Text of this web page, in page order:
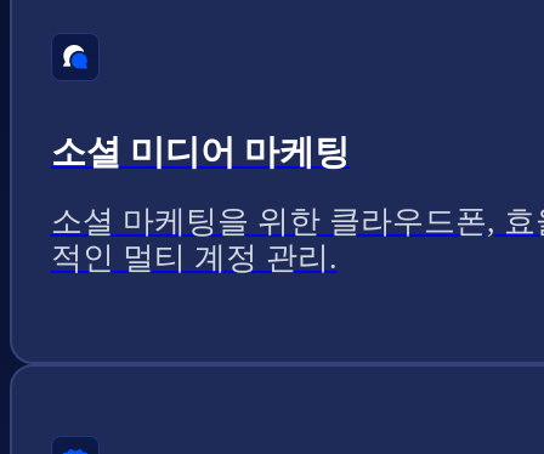
소셜 미디어 마케팅
소셜 마케팅을 위한 클라우드폰, 효
적인 멀티 계정 관리.